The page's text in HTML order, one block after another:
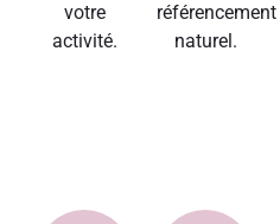
votre
activité.
référencement
naturel.